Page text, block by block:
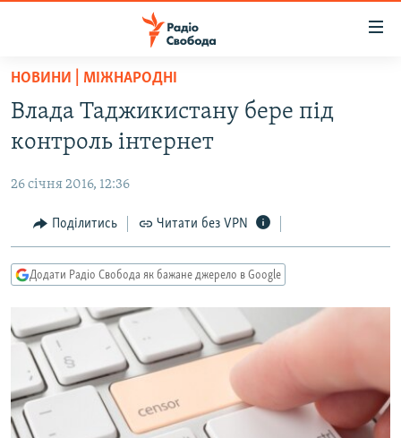
Перейти
основного
матеріалу
до
навігації
Перейти
до
ВСЕ ЗА ДОБУ
СТАТТІ
ПОЛІТИКА
ЕКОНОМІКА
КУЛЬТУРА
СПОРТ
УКРАЇНА
СВІТ
ВІЙНА
РОСІЙСЬКА «ФІЛЬТРАЦІЯ»
КРИМ.РЕАЛІЇ
ТИ ЯК?
СХЕМИ
КИТАЙ.ВИКЛИКИ
МУЛЬТИМЕДІА
НОВИНИ | МІЖНАРОДНІ
Влада Таджикистану бере під
контроль інтернет
26 січня 2016, 12:36
Поділитись Читати без VPN
Додати Радіо Свобода як бажане джерело в Google